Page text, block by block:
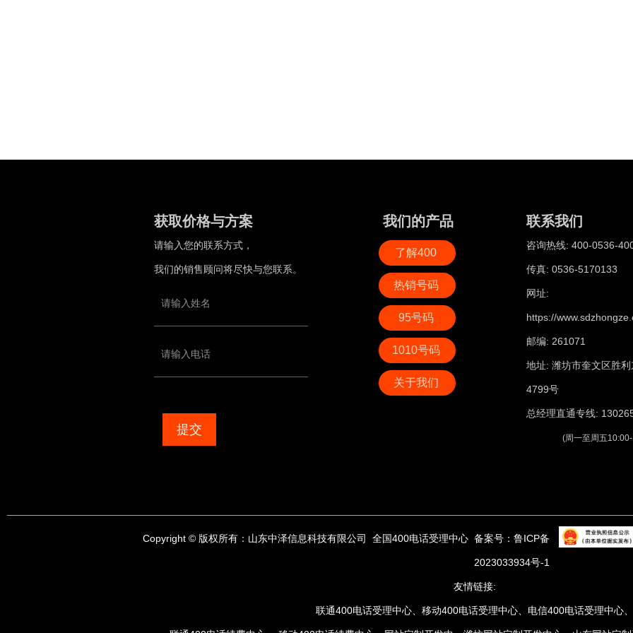
获取价格与方案
请输入您的联系方式，
我们的销售顾问将尽快与您联系。
提交
我们的产品
了解400
热销号码
95号码
1010号码
关于我们
联系我们
咨询热线: 400-0536-
传真: 0536-5170133
网址:
https://
邮编: 261071
地址: 潍坊市奎文区胜利
4799号
总经理直通专线:
(周一至周五10:00-
Copyright © 版权所有： 山东中泽信息科技有限公司 全国400电话受理中心 备案号： 鲁ICP备
2023033934号-1
友情链接:
联通400电话受理中心 移动400电话受理中心 电信400电话受理中心